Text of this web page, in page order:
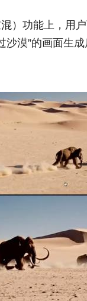
）功能上，用
沙漠”的画面生